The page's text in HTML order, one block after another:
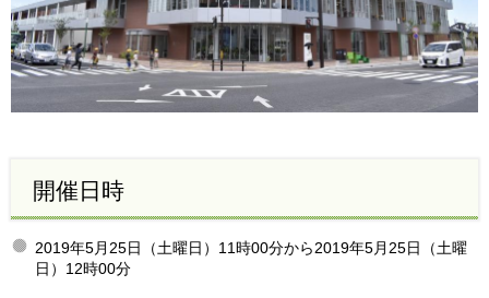
開催日時
2019年5月25日（土曜日）11時00分から2019年5月25日（土曜
日）12時00分